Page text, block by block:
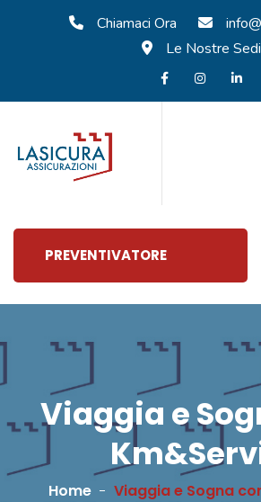
Chiamaci Ora
Le Nostre Sedi
PREVENTIVATORE
Viaggia e
Home Viaggia e Sogna